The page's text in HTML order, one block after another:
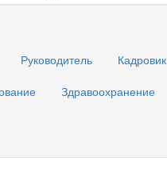
Руководитель Кадровик
Здравоохранение